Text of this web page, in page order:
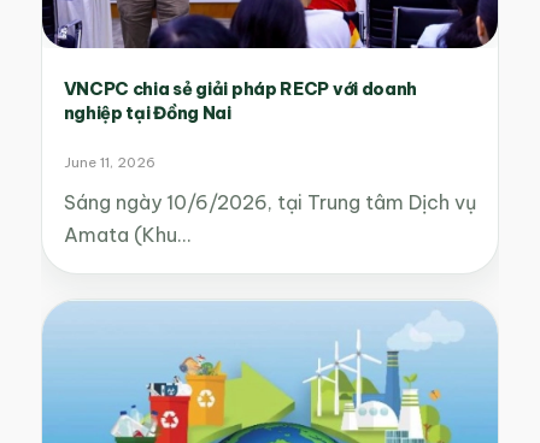
VNCPC chia sẻ giải pháp RECP với doanh
nghiệp tại Đồng Nai
June 11, 2026
Sáng ngày 10/6/2026, tại Trung tâm Dịch vụ
Amata (Khu…